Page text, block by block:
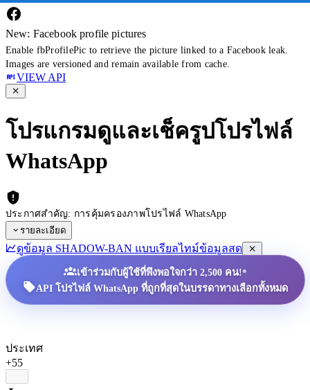
New: Facebook profile pictures
Enable fbProfilePic to retrieve the picture linked to a Facebook leak.
Images are versioned and remain available from cache.
VIEW API
โปรแกรมดูและเช็ครูปโปรไฟล์
WhatsApp
ประกาศสำคัญ: การคุ้มครองภาพโปรไฟล์ WhatsApp
รายละเอียด
ดูข้อมูล SHADOW-BAN แบบเรียลไทม์ข้อมูลสด
เข้าร่วมกับผู้ใช้ที่พึงพอใจกว่า 2,500 คน!•
API โปรไฟล์ WhatsApp ที่ถูกที่สุดในบรรดาทางเลือกทั้งหมด
ประเทศ
+55